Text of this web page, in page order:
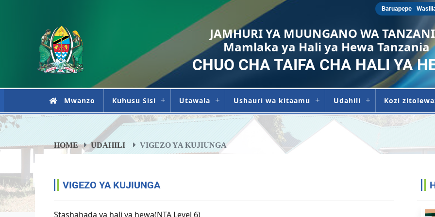
Baruapepe
JAMHURI YA MUUNGANO WA
Mamlaka ya Hali ya Hewa Tanzania
CHUO CHA TAIFA CHA HALI YA
Mwanzo Kuhusu Sisi Utawala Ushauri wa kitaamu Udahili Kozi
HOME UDAHILI VIGEZO YA KUJIUNGA
VIGEZO YA KUJIUNGA
Stashahada ya hali ya hewa(NTA Level 6)